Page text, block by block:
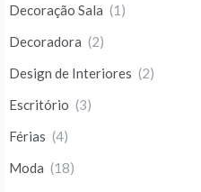
Decoração Sala (1)
Decoradora (2)
Design de Interiores (2)
Escritório (3)
Férias (4)
Moda (18)